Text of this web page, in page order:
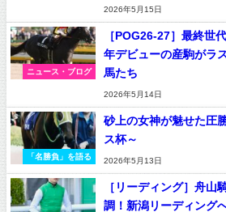
2026年5月15日
ニュース・ブログ
［POG26-27］最終世
年デビューの産駒がラ
馬たち
2026年5月14日
「名勝負」を語る
砂上の女神が魅せた圧
ス杯～
2026年5月13日
［リーディング］舟山
調！新潟リーディング